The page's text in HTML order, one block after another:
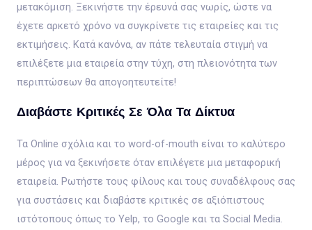
μετακόμιση. Ξεκινήστε την έρευνά σας νωρίς, ώστε να
έχετε αρκετό χρόνο να συγκρίνετε τις εταιρείες και τις
εκτιμήσεις. Κατά κανόνα, αν πάτε τελευταία στιγμή να
επιλέξετε μια εταιρεία στην τύχη, στη πλειονότητα των
περιπτώσεων θα απογοητευτείτε!
Διαβάστε Κριτικές Σε Όλα Τα Δίκτυα
Τα Online σχόλια και το word-of-mouth είναι το καλύτερο
μέρος για να ξεκινήσετε όταν επιλέγετε μια μεταφορική
εταιρεία. Ρωτήστε τους φίλους και τους συναδέλφους σας
για συστάσεις και διαβάστε κριτικές σε αξιόπιστους
ιστότοπους όπως το Yelp, το Google και τα Social Media.